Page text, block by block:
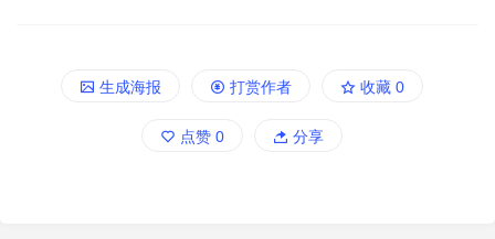
生成海报 打赏作者 收藏 0
点赞 0 分享